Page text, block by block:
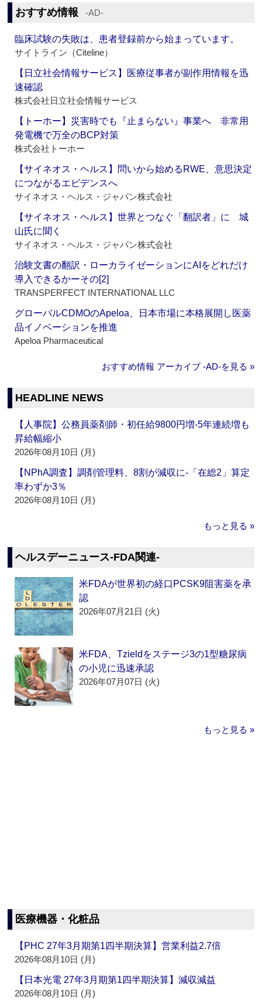
おすすめ情報 ‐AD‐
臨床試験の失敗は、患者登録前から始まっています。
サイトライン（Citeline）
【日立社会情報サービス】医療従事者が副作用情報を迅
速確認
株式会社日立社会情報サービス
【トーホー】災害時でも『止まらない』事業へ 非常用
発電機で万全のBCP対策
株式会社トーホー
【サイネオス・ヘルス】問いから始めるRWE、意思決定
につながるエビデンスへ
サイネオス・ヘルス・ジャパン株式会社
【サイネオス・ヘルス】世界とつなぐ「翻訳者」に 城
山氏に聞く
サイネオス・ヘルス・ジャパン株式会社
治験文書の翻訳・ローカライゼーションにAIをどれだけ
導入できるかーその[2]
TRANSPERFECT INTERNATIONAL LLC
グローバルCDMOのApeloa、日本市場に本格展開し医薬
品イノベーションを推進
Apeloa Pharmaceutical
おすすめ情報 アーカイブ ‐AD‐を見る »
HEADLINE NEWS
【人事院】公務員薬剤師・初任給9800円増‐5年連続増も
昇給幅縮小
2026年08月10日 (月)
【NPhA調査】調剤管理料、8割が減収に‐「在総2」算定
率わずか3％
2026年08月10日 (月)
もっと見る »
ヘルスデーニュース‐FDA関連‐
米FDAが世界初の経口PCSK9阻害薬を承
認
2026年07月21日 (火)
米FDA、Tzieldをステージ3の1型糖尿病
の小児に迅速承認
2026年07月07日 (火)
もっと見る »
医療機器・化粧品
【PHC 27年3月期第1四半期決算】営業利益2.7倍
2026年08月10日 (月)
【日本光電 27年3月期第1四半期決算】減収減益
2026年08月10日 (月)